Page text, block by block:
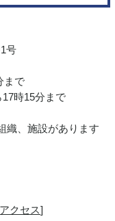
号
まで
時15分まで
織、施設があります
クセス]